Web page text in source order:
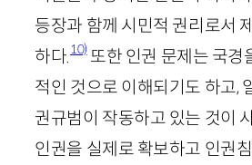
등장과 함께 시민적 권리로서
하다.10)또한 인권 문제는 국경
적인 것으로 이해되기도 하고,
권규범이 작동하고 있는 것이
인권을 실제로 확보하고 인권